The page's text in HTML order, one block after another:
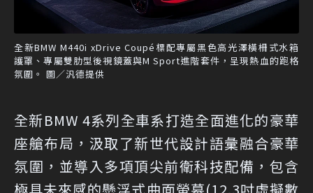
全新BMW M440i xDrive Coupé標配專屬黑色高光澤橫柵式水箱
護罩、專屬雙肋型後視鏡蓋與M Sport進階套件，呈現熱血的跑格
氛圍。 圖／汎德提供
全新BMW 4系列全車系打造全面進化的豪華
座艙布局，汲取了新世代設計語彙融合豪華
氛圍，並導入多項頂尖前衛科技配備，包含